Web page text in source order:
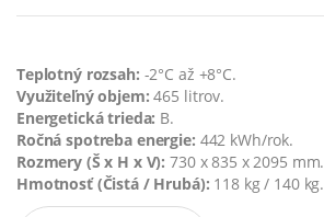
Teplotný rozsah: -2°C až +8°C.
Využiteľný objem: 465 litrov.
Energetická trieda: B.
Ročná spotreba energie: 442 kWh/rok.
Rozmery (Š x H x V): 730 x 835 x 2095 mm.
Hmotnosť (Čistá / Hrubá): 118 kg / 140 kg.